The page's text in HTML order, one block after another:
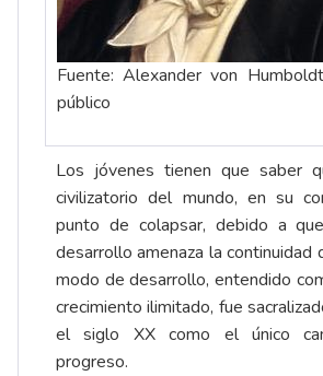
Fuente: Alexander von
público
Los jóvenes tienen que saber
civilizatorio del mundo, en su
punto de colapsar, debido a
desarrollo amenaza la continuidad
modo de desarrollo, entendido
crecimiento ilimitado, fue
el siglo XX como el único
progreso.